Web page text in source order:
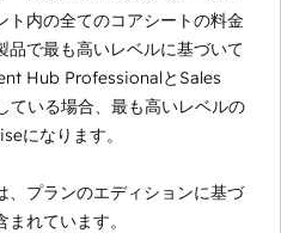
ト内の全てのコアシートの料金
品で最も高いレベルに基づいて
Hub ProfessionalとSales
いる場合、最も高いレベルの
になります。
プランのエディションに基づ
れています。